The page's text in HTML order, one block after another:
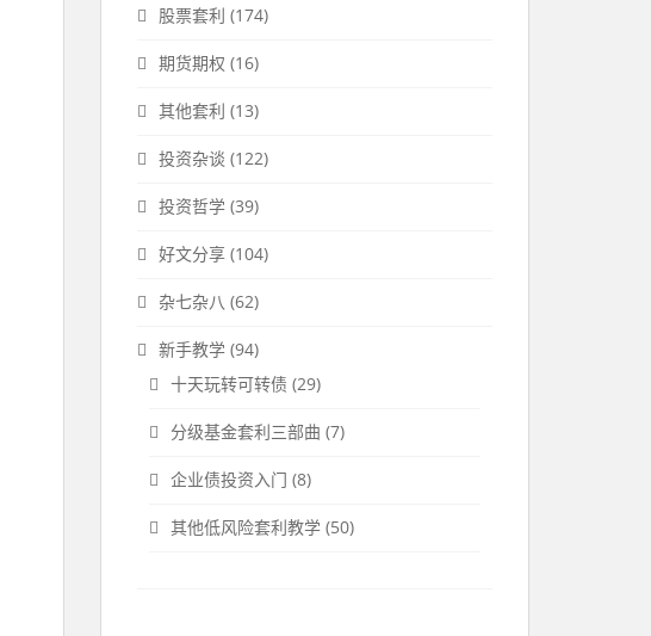
股票套利 (174)
期货期权 (16)
其他套利 (13)
投资杂谈 (122)
投资哲学 (39)
好文分享 (104)
杂七杂八 (62)
新手教学 (94)
十天玩转可转债 (29)
分级基金套利三部曲 (7)
企业债投资入门 (8)
其他低风险套利教学 (50)